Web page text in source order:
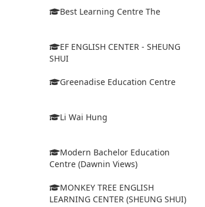
Best Learning Centre The
EF ENGLISH CENTER - SHEUNG
SHUI
Greenadise Education Centre
Li Wai Hung
Modern Bachelor Education
Centre (Dawnin Views)
MONKEY TREE ENGLISH
LEARNING CENTER (SHEUNG SHUI)